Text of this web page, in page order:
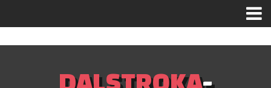
DALSTROKA-